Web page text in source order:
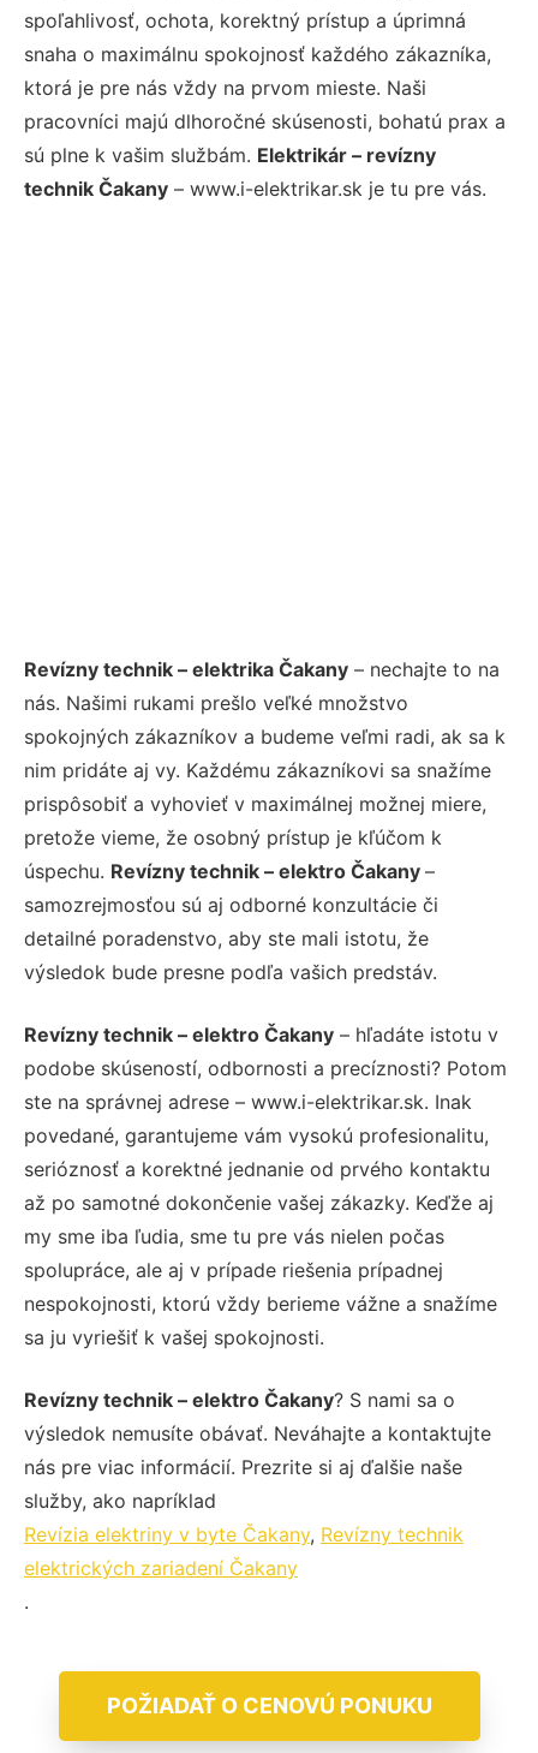
spoľahlivosť, ochota, korektný prístup a úprimná
snaha o maximálnu spokojnosť každého zákazníka,
ktorá je pre nás vždy na prvom mieste. Naši
pracovníci majú dlhoročné skúsenosti, bohatú prax a
sú plne k vašim službám. Elektrikár – revízny
technik Čakany – www.i-elektrikar.sk je tu pre vás.
Revízny technik – elektrika Čakany – nechajte to na
nás. Našimi rukami prešlo veľké množstvo
spokojných zákazníkov a budeme veľmi radi, ak sa k
nim pridáte aj vy. Každému zákazníkovi sa snažíme
prispôsobiť a vyhovieť v maximálnej možnej miere,
pretože vieme, že osobný prístup je kľúčom k
úspechu. Revízny technik – elektro Čakany –
samozrejmosťou sú aj odborné konzultácie či
detailné poradenstvo, aby ste mali istotu, že
výsledok bude presne podľa vašich predstáv.
Revízny technik – elektro Čakany – hľadáte istotu v
podobe skúseností, odbornosti a precíznosti? Potom
ste na správnej adrese – www.i-elektrikar.sk. Inak
povedané, garantujeme vám vysokú profesionalitu,
serióznosť a korektné jednanie od prvého kontaktu
až po samotné dokončenie vašej zákazky. Keďže aj
my sme iba ľudia, sme tu pre vás nielen počas
spolupráce, ale aj v prípade riešenia prípadnej
nespokojnosti, ktorú vždy berieme vážne a snažíme
sa ju vyriešiť k vašej spokojnosti.
Revízny technik – elektro Čakany? S nami sa o
výsledok nemusíte obávať. Neváhajte a kontaktujte
nás pre viac informácií. Prezrite si aj ďalšie naše
služby, ako napríklad
Revízia elektriny v byte Čakany, Revízny technik
elektrických zariadení Čakany
.
POŽIADAŤ O CENOVÚ PONUKU